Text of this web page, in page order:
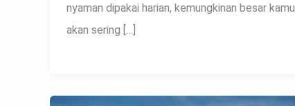
nyaman dipakai harian, kemungkinan besar kamu
akan sering […]